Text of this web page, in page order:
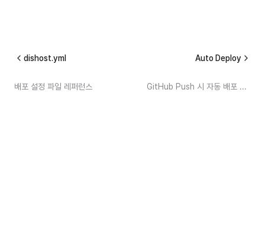
dishost.yml
배포 설정 파일 레퍼런스
Auto Deploy
GitHub Push 시 자동 배포 설정 가이드